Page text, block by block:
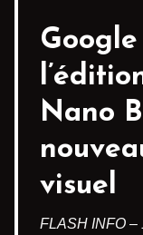
Nano
visuel
FLASH INFO –